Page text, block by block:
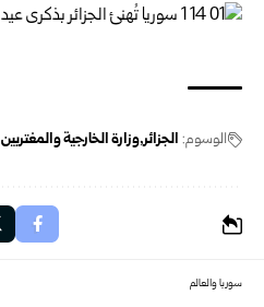
الوسوم: الجزائر وزارة الخارجية والمغتربين
سوريا والعالم